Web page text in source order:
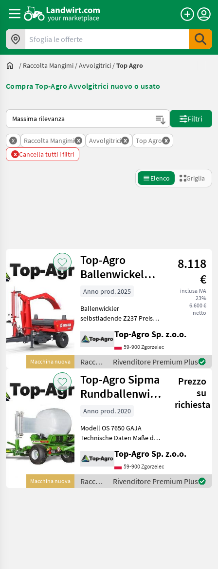
Sfoglia le offerte
/ Raccolta Mangimi /Avvolgitrici /Top Agro
Compra Top-Agro Avvolgitrici nuovo o usato
Ecco come viene ordinato su Landwirt.com
Filtri
x Raccolta Mangimi x Avvolgitrici x Top Agro x
x Cancella tutti i filtri
Elenco Griglia
Categoria 4 Paese Filtri
PERCORSO
ATTUALE
Settore
agricolo
Raccolta
Mangimi
Top
Agro
SCEGLI
CATEGORIA
Top-Agro
Metal-Fach
Göweil
Reimposta
2
risultati
Macchina nuova
Top-Agro
Ballenwickelmaschine
Z237 Selbstlade
Wickler !!A
8.118
€
inclusa IVA
23%
6.600 €
netto
Anno prod. 2025
Ballenwickler
selbstladende Z237 Preis
Länge [mm] 3200 Breite
[mm] 1700 Höhe [mm] 2580
Eigenewicht [kg] 850
Schlepper-Ankopplu
Top-Agro Sp. z.o.o.
59-900 Zgorzelec
Raccolta
mangimi
/ Top-
Agro
Rivenditore Premium Plus
Macchina nuova
Top-Agro Sipma
Rundballenwickelgerät
OS 7650 GAJA |
Selbs
Prezzo
su
richiesta
Anno prod. 2020
Modell OS 7650 GAJA
Technische Daten Maße der
umgewickelter Ballen mm
1200 - 1500 Breite
umgewickelter Ballen mm
1250 Max
Top-Agro Sp. z.o.o.
59-900 Zgorzelec
Raccolta
mangimi
Rivenditore Premium Plus